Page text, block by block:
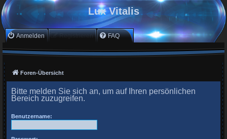
Lux Vitalis
Anmelden Registrieren FAQ
Foren-Übersicht
Bitte melden Sie sich an, um auf Ihren persönlichen
Bereich zuzugreifen.
Benutzername: